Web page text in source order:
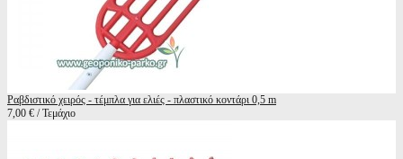
Ραβδιστικό χειρός - τέμπλα για ελιές - πλαστικό κοντάρι 0,5 m
7,00 € / Τεμάχιο